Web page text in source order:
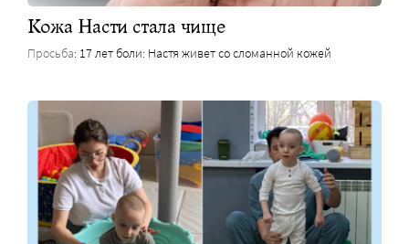
Кожа Насти стала чище
Просьба: 17 лет боли: Настя живет со сломанной кожей